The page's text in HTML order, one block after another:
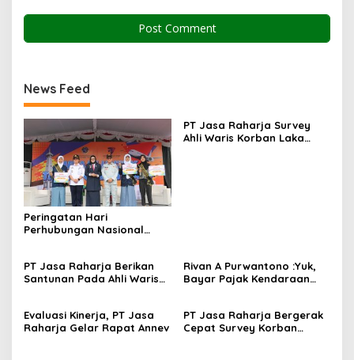
News Feed
Peringatan Hari
Perhubungan Nasional
PT Jasa Raharja Survey
Ahli Waris Korban Laka
PT Jasa Raharja Berikan
Santunan Pada Ahli Waris
Rivan A Purwantono :Yuk,
Bayar Pajak Kendaraan
Evaluasi Kinerja, PT Jasa
Raharja Gelar Rapat Annev
PT Jasa Raharja Bergerak
Cepat Survey Korban